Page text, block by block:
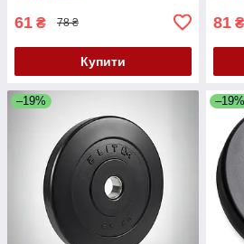
61 ₴ 78 ₴
Купити
81 ₴
–19% –19%